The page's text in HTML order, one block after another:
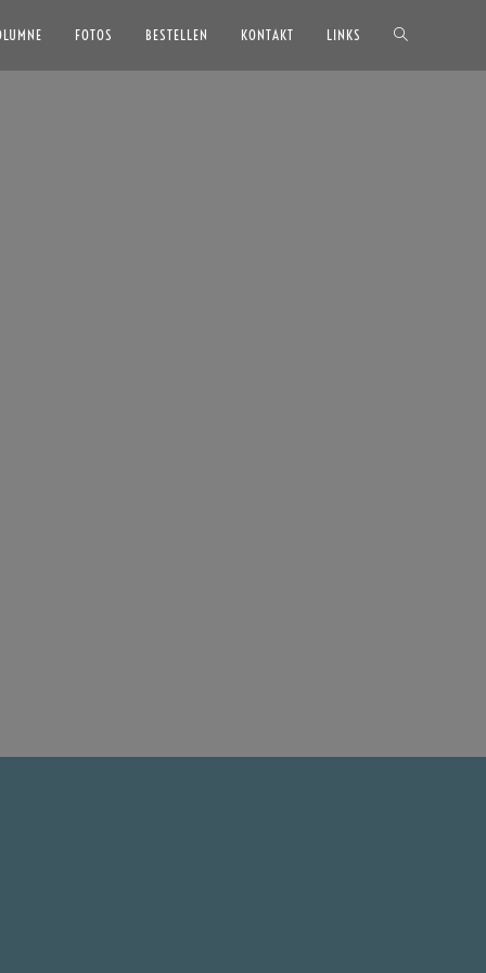
FOTOS BESTELLEN KONTAKT LINKS